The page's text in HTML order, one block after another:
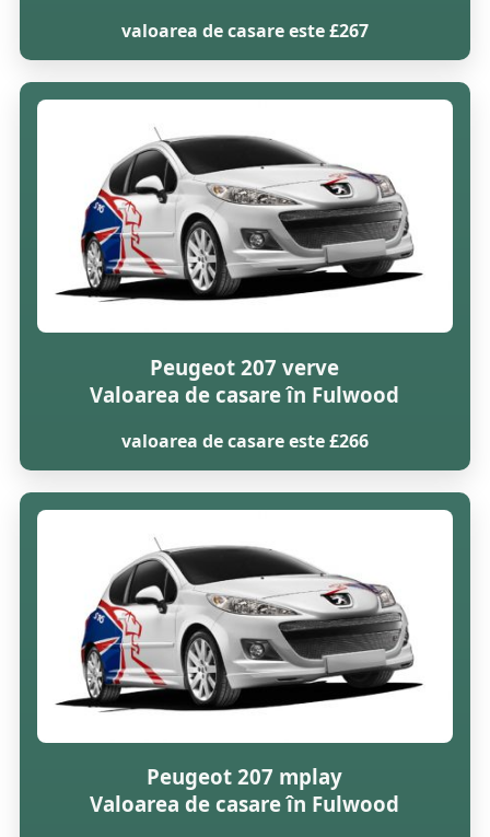
valoarea de casare este £267
Peugeot 207 verve
Valoarea de casare în Fulwood
valoarea de casare este £266
Peugeot 207 mplay
Valoarea de casare în Fulwood